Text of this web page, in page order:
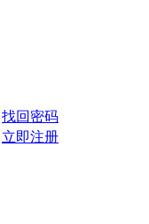
找回密码
立即注册